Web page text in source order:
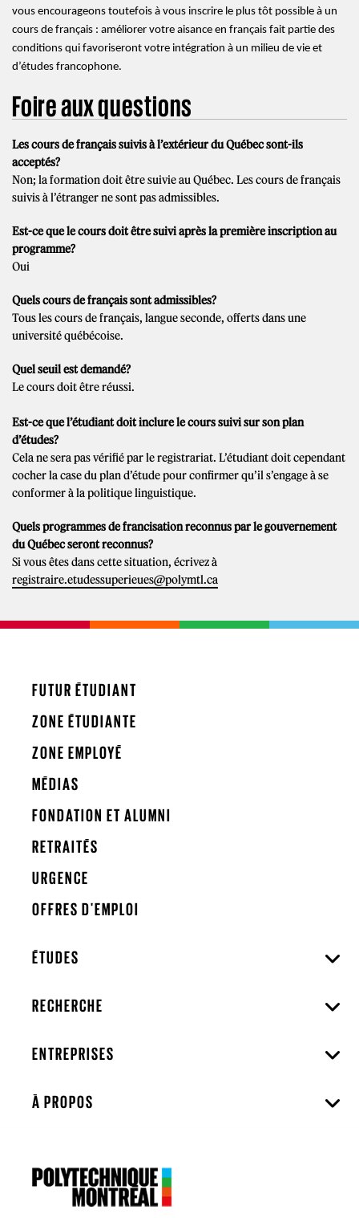
vous encourageons toutefois à vous inscrire le plus tôt possible à un
cours de français : améliorer votre aisance en français fait partie des
conditions qui favoriseront votre intégration à un milieu de vie et
d’études francophone.
Foire aux questions
Les cours de français suivis à l’extérieur du Québec sont-ils
acceptés?
Non; la formation doit être suivie au Québec. Les cours de français
suivis à l’étranger ne sont pas admissibles.
Est-ce que le cours doit être suivi après la première inscription au
programme?
Oui
Quels cours de français sont admissibles?
Tous les cours de français, langue seconde, offerts dans une
université québécoise.
Quel seuil est demandé?
Le cours doit être réussi.
Est-ce que l’étudiant doit inclure le cours suivi sur son plan
d’études?
Cela ne sera pas vérifié par le registrariat. L’étudiant doit cependant
cocher la case du plan d’étude pour confirmer qu’il s’engage à se
conformer à la politique linguistique.
Quels programmes de francisation reconnus par le gouvernement
du Québec seront reconnus?
Si vous êtes dans cette situation, écrivez à
registraire.etudessuperieues@polymtl.ca
FUTUR ÉTUDIANT
ZONE ÉTUDIANTE
ZONE EMPLOYÉ
MÉDIAS
FONDATION ET ALUMNI
RETRAITÉS
URGENCE
OFFRES D'EMPLOI
ÉTUDES
RECHERCHE
ENTREPRISES
À PROPOS